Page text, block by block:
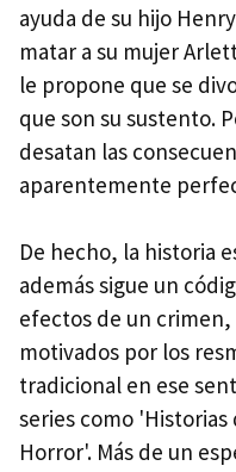
ayuda de su hijo
matar a su mujer
le propone que se
que son su sustento.
desatan las
aparentemente
De hecho, la historia
además sigue un
efectos de un
motivados por los
tradicional en ese
series como
Horror'. Más de un